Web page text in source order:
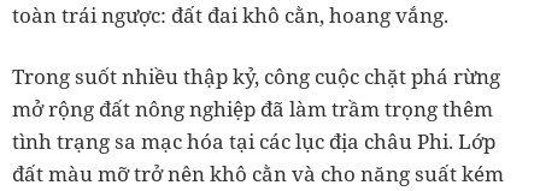
toàn trái ngược: đất đai khô cằn, hoang vắng.
Trong suốt nhiều thập kỷ, công cuộc chặt phá rừng
mở rộng đất nông nghiệp đã làm trầm trọng thêm
tình trạng sa mạc hóa tại các lục địa châu Phi. Lớp
đất màu mỡ trở nên khô cằn và cho năng suất kém